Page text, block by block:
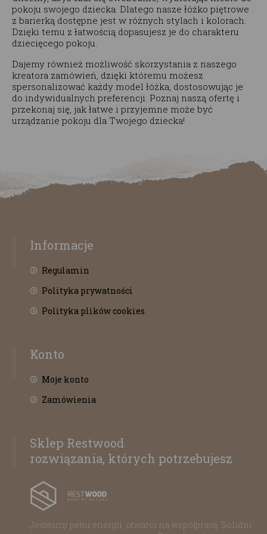
pokoju swojego dziecka. Dlatego nasze łóżko piętrowe
z barierką dostępne jest w różnych stylach i kolorach.
Dzięki temu z łatwością dopasujesz je do charakteru
dziecięcego pokoju.
Dajemy również możliwość skorzystania z naszego
kreatora zamówień, dzięki któremu możesz
spersonalizować każdy model łóżka, dostosowując je
do indywidualnych preferencji. Poznaj naszą ofertę i
przekonaj się, jak łatwe i przyjemne może być
urządzanie pokoju dla Twojego dziecka!
Informacje
Regulamin
Polityka prywatności
Polityka plików cookies
Konto
Moje konto
Zamówienia
Sklep Restwood
rozwiązania, których potrzebujesz
Jesteśmy pełni energii, otwarci na współpracę. Solidni